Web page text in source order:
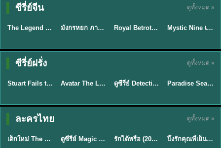
ซีรี่ย์จีน ดูทั้งหมด »
★8.5
พากย์ไทย
The Legend of ShenLi ปฐพีไร้พ่าย (2024) พากย์ไทย ซับไทย EP.1-39 ★8 มังกรหยก ภาคมารบูรพาและพิษประจิม Duel on Mount Hua พากย์ไทย ★9 Royal Betrothal (2026) สัญญาวิวาห์แห่งราชวงศ์ พากย์ไทย ซับไทย EP1-32 ★9
พากย์ไทย/ซับ
Mystic Nine เก้าสกุล (2026) พากย์ไทย ซับไทย EP.1-30
ซีรี่ย์ฝรั่ง ดูทั้งหมด »
★9.3
พากย์ไทย
Stuart Fails to Save the Universe สจ๊วตล่มแผนกู้จักรวาล (2026) พากย์ไทย ซับไทย EP.1-10 ★7.8 EP.7Avatar The Last Airbender 2 เณรน้อยเจ้าอภินิหาร พากย์ไทย EP.9ดูซีรี่ย์ Detective Hole (2026) พากย์ไทย HD ฟรี อัปเดตล่าสุด Netflix EP.8
พากย์ไทย
Paradise Season 2 (2026) พากย์ไทย EP1-8 ดูซีรี่ย์ฝรั่ง HD ครบทุกตอน
ละครไทย ดูทั้งหมด »
★ 8 EP.6
พากย์ไทย
เด็กใหม่ The Reset 2026 EP1-6 พากย์ไทย ดูซีรี่ย์ Netflix ล่าสุด HD ดูซีรีย์ Magic Move (2026) ทำนายทายรัก Thai EP.1-10 HD รักได้หรือ (2026) YOUNG Let's Begin Again พากย์ไทย EP.1-19 ★8
พากย์ไทย
ปิ๊งรักคุณพี่เย็นชา (2026) Frozen Valentine EP.1-10 (จบ)